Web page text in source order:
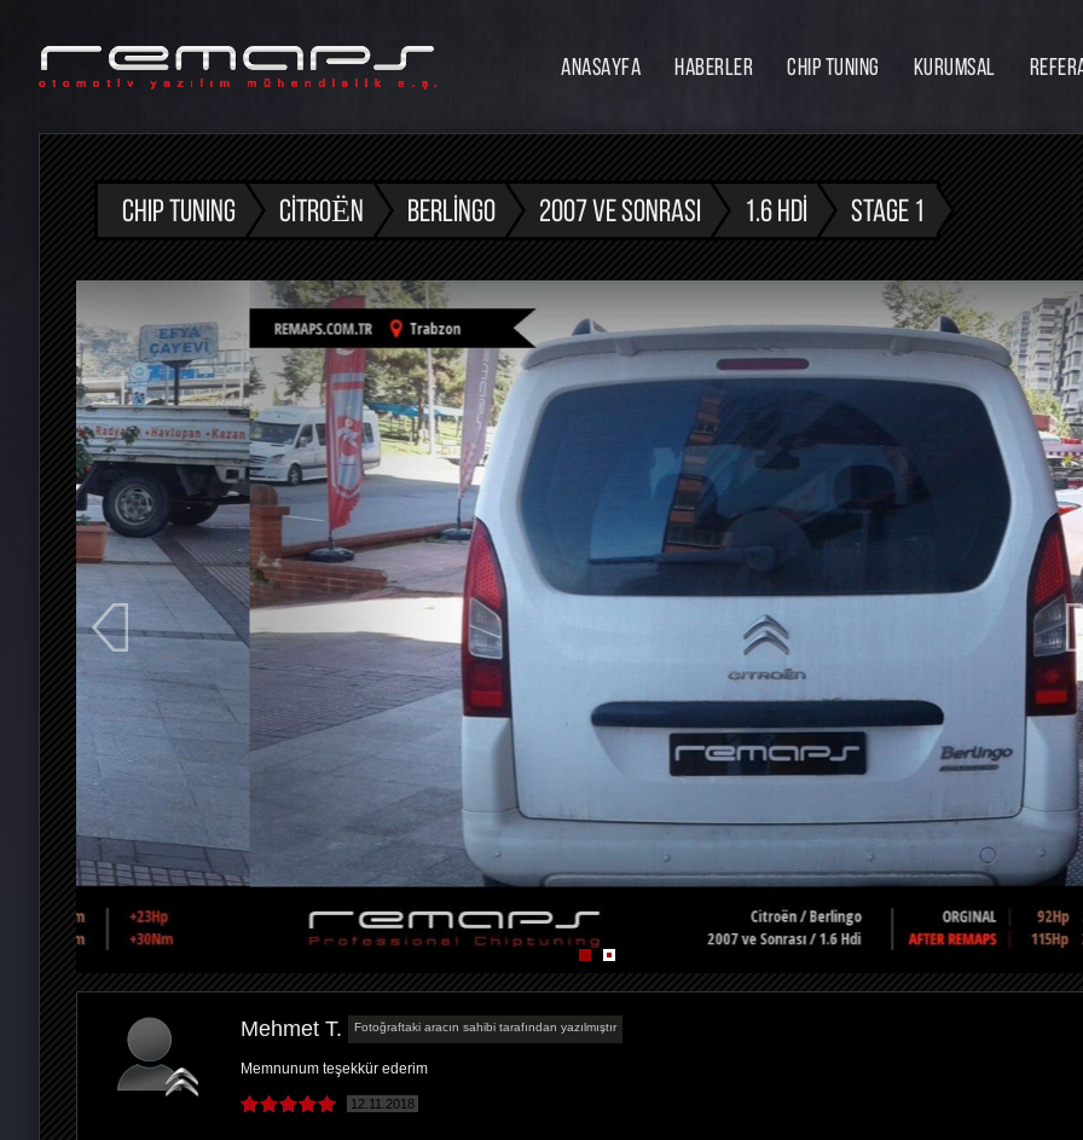
ANASAYFA HABERLER CHIP TUNING KURUMSAL
Ekibimiz
Eğitim
İnsan Kaynakları
CHIP TUNING CITROËN BERLINGO 2007 VE SONRASI 1.6 HDI STAGE 1
Mehmet T. Fotoğraftaki aracın sahibi tarafından yazılmıştır
Memnunum teşekkür ederim
12.11.2018